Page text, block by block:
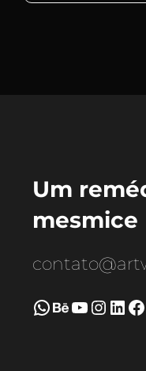
Um
mesmice
WhatsApp Behance Youtube Instagram LinkedIn Facebook